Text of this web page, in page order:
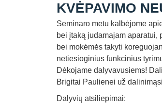
KVĖPAVIMO
Seminaro metu kalbėjome
bei įtaką judamajam aparatui,
bei mokėmės takyti
netiesioginius funkcinius
Dėkojame dalyvavusiems!
Brigitai Paulienei už
Dalyvių atsiliepimai: